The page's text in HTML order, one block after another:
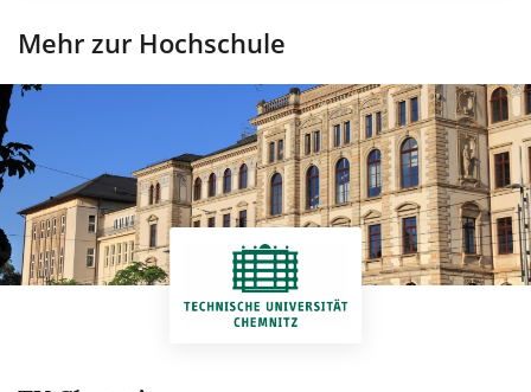
Mehr zur Hochschule